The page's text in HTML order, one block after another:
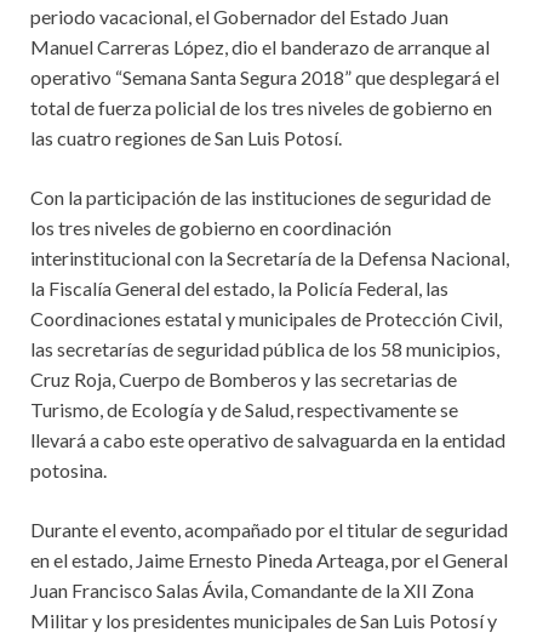
periodo vacacional, el Gobernador del Estado Juan
Manuel Carreras López, dio el banderazo de arranque al
operativo “Semana Santa Segura 2018” que desplegará el
total de fuerza policial de los tres niveles de gobierno en
las cuatro regiones de San Luis Potosí.
Con la participación de las instituciones de seguridad de
los tres niveles de gobierno en coordinación
interinstitucional con la Secretaría de la Defensa Nacional,
la Fiscalía General del estado, la Policía Federal, las
Coordinaciones estatal y municipales de Protección Civil,
las secretarías de seguridad pública de los 58 municipios,
Cruz Roja, Cuerpo de Bomberos y las secretarias de
Turismo, de Ecología y de Salud, respectivamente se
llevará a cabo este operativo de salvaguarda en la entidad
potosina.
Durante el evento, acompañado por el titular de seguridad
en el estado, Jaime Ernesto Pineda Arteaga, por el General
Juan Francisco Salas Ávila, Comandante de la XII Zona
Militar y los presidentes municipales de San Luis Potosí y